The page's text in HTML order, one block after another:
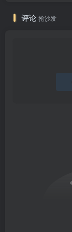
评论 抢沙发